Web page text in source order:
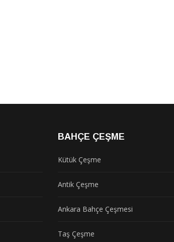
BAHÇE ÇEŞME
Kütük Çeşme
Antik Çeşme
Ankara Bahçe Çeşmesi
Taş Çeşme